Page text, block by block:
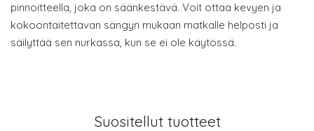
pinnoitteella, joka on säänkestävä. Voit ottaa kevyen ja
kokoontaitettavan sängyn mukaan matkalle helposti ja
säilyttää sen nurkassa, kun se ei ole käytössä.
Suositellut tuotteet